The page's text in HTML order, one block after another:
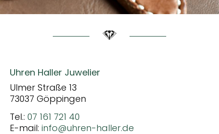
Uhren Haller Juwelier
Ulmer Straße 13
73037 Göppingen
Tel.: 07 161 721 40
E-mail: info@uhren-haller.de